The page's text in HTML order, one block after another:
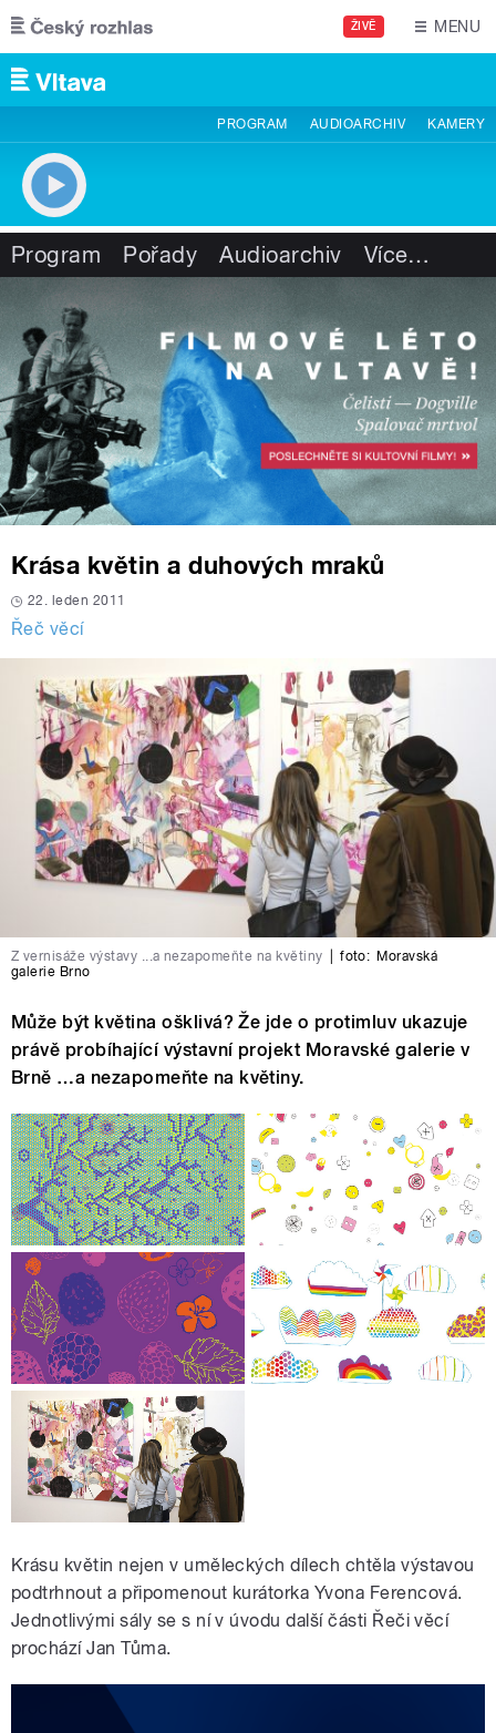
Přejít k hlavnímu obsahu
ŽIVĚ MENU
PROGRAM AUDIOARCHIV KAMERY
Program Pořady Audioarchiv Více…
Krása květin a duhových mraků
22. leden 2011
Řeč věcí
Z vernisáže výstavy ...a nezapomeňte na květiny foto: Moravská
galerie Brno
Může být květina ošklivá? Že jde o protimluv ukazuje
právě probíhající výstavní projekt Moravské galerie v
Brně …a nezapomeňte na květiny.
Krásu květin nejen v uměleckých dílech chtěla výstavou
podtrhnout a připomenout kurátorka Yvona Ferencová.
Jednotlivými sály se s ní v úvodu další části Řeči věcí
prochází Jan Tůma.